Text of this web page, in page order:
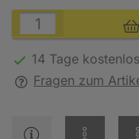
14 Tage
Fragen zum